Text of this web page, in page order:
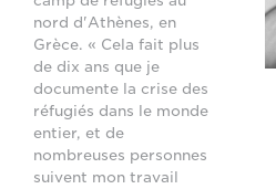
nord d'Athènes, en
Grèce. « Cela fait plus
de dix ans que je
documente la crise des
réfugiés dans le monde
entier, et de
nombreuses personnes
suivent mon travail